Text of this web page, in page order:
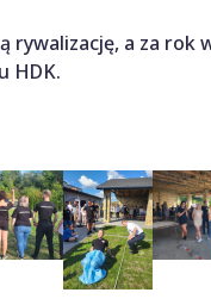
rywalizację, a za
HDK.